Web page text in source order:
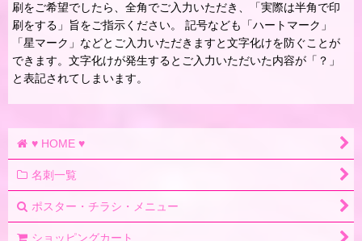
刷をご希望でしたら、全角でご入力いただき、「実際は半角で印
刷をする」旨をご指示ください。 記号なども「ハートマーク」
「星マーク」などとご入力いただきますと文字化けを防ぐことが
できます。文字化けが発生するとご入力いただいた内容が「？」
と表記されてしまいます。
♥ HOME ♥
名刺一覧
ポスター・チラシ・メニュー
ショッピングカート